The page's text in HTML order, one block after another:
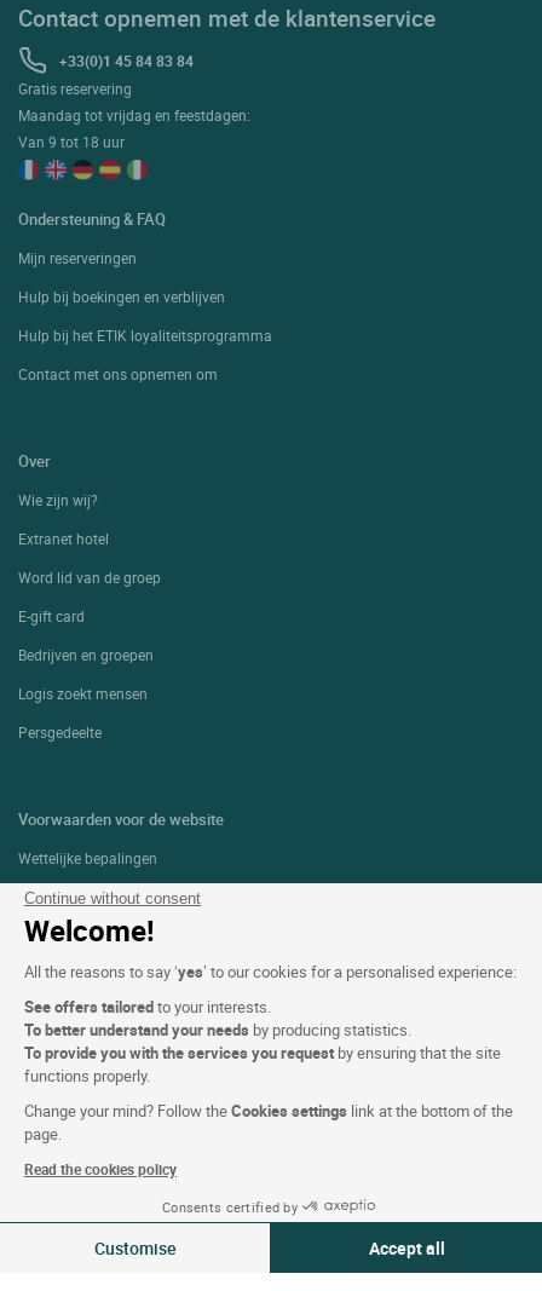
Continue without consent
Welcome!
All the reasons to say ‘yes’ to our cookies for a personalised experience:
See offers tailoredto your interests.
To better understand your needs by producing statistics.
To provide you with the services you request by ensuring that the site
functions properly.
Change your mind? Follow theCookies settings link at the bottom of the
page.
Read the cookies policy
Consents certified by
Customise Accept all
Zie beschikbaarheid
Contact opnemen met de klantenservice
+33(0)1 45 84 83 84
Gratis reservering
Maandag tot vrijdag en feestdagen:
Van 9 tot 18 uur
Ondersteuning & FAQ
Mijn reserveringen
Hulp bij boekingen en verblijven
Hulp bij het ETIK loyaliteitsprogramma
Contact met ons opnemen om
Over
Wie zijn wij?
Extranet hotel
Word lid van de groep
E-gift card
Bedrijven en groepen
Logis zoekt mensen
Persgedeelte
Voorwaarden voor de website
Wettelijke bepalingen
Persoonlijke gegevens (AVG)
Cookie-instellingen
Alg. Voorw.
Ondersteuning
Sitemap
VOLG ONS